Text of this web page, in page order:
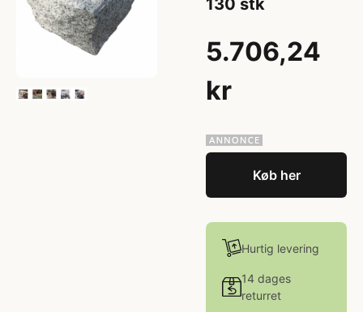
130 stk
5.706,24
kr
Køb her
Hurtig levering
14 dages
returret